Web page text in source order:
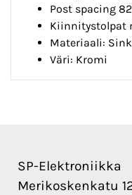
Post spacing
Kiinnitystolpat
Materiaali:
Väri: Kromi
SP-Elektroniikka
Merikoskenkatu